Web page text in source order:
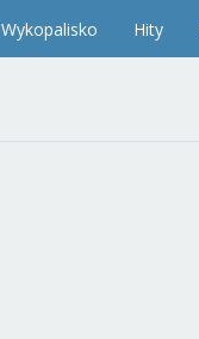
Wykopalisko Hity